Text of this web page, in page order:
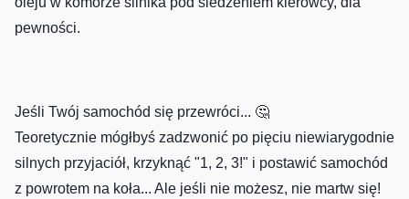
pewności.
Jeśli Twój samochód się przewróci... 🤔
Teoretycznie mógłbyś zadzwonić po pięciu niewiarygodnie
silnych przyjaciół, krzyknąć "1, 2, 3!" i postawić samochód
z powrotem na koła... Ale jeśli nie możesz, nie martw się!